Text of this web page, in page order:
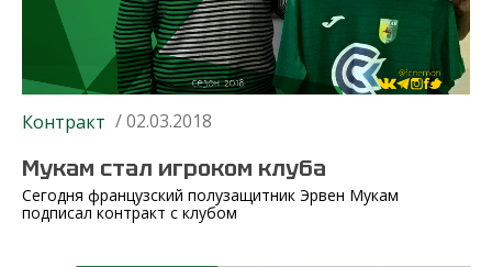
Контракт / 02.03.2018
Мукам стал игроком клуба
Сегодня французский полузащитник Эрвен Мукам
подписал контракт с клубом